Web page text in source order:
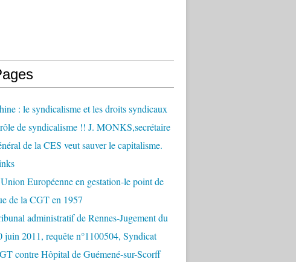
: le syndicalisme et les droits syndicaux
de syndicalisme !! J. MONKS,secrétaire
de la CES veut sauver le capitalisme.
Européenne en gestation-le point de
de la CGT en 1957
administratif de Rennes-Jugement du
juin 2011, requête n°1100504, Syndicat
contre Hôpital de Guémené-sur-Scorff